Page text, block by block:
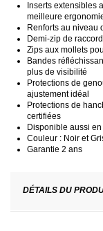
Inserts extensibles
meilleure
Renforts au niveau
Demi-zip de
Zips aux mollets
Bandes
plus de visibilité
Protections de
ajustement idéal
Protections de
certifiées
Disponible aussi en
Couleur : Noir et
Garantie 2 ans
DÉTAILS DU